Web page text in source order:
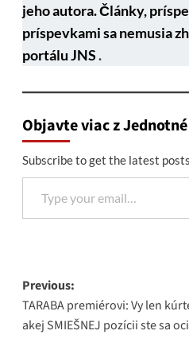
jeho autora. Články,
príspevkami sa nemusia
portálu JNS.
Objavte viac z
Subscribe to get the latest
Type your email…
Post
navigation
Previous:
TARABA premiérovi: Vy len
akej SMIEŠNEJ pozícii ste sa